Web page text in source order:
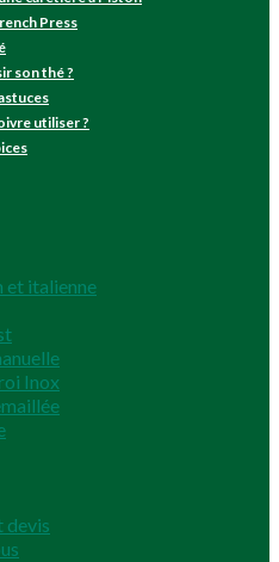
Press
son thé ?
utiliser ?
et italienne
Inox
devis